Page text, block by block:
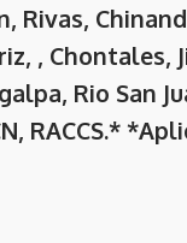
Rivas,
, Chontales,
Rio San
RACCS.*